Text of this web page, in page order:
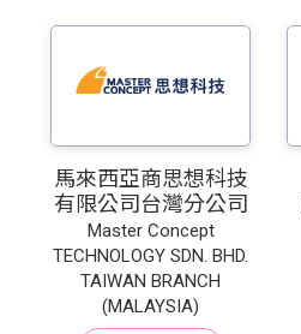
馬來西亞商思想科技
有限公司台灣分公司
Master Concept
TECHNOLOGY SDN. BHD.
TAIWAN BRANCH
(MALAYSIA)